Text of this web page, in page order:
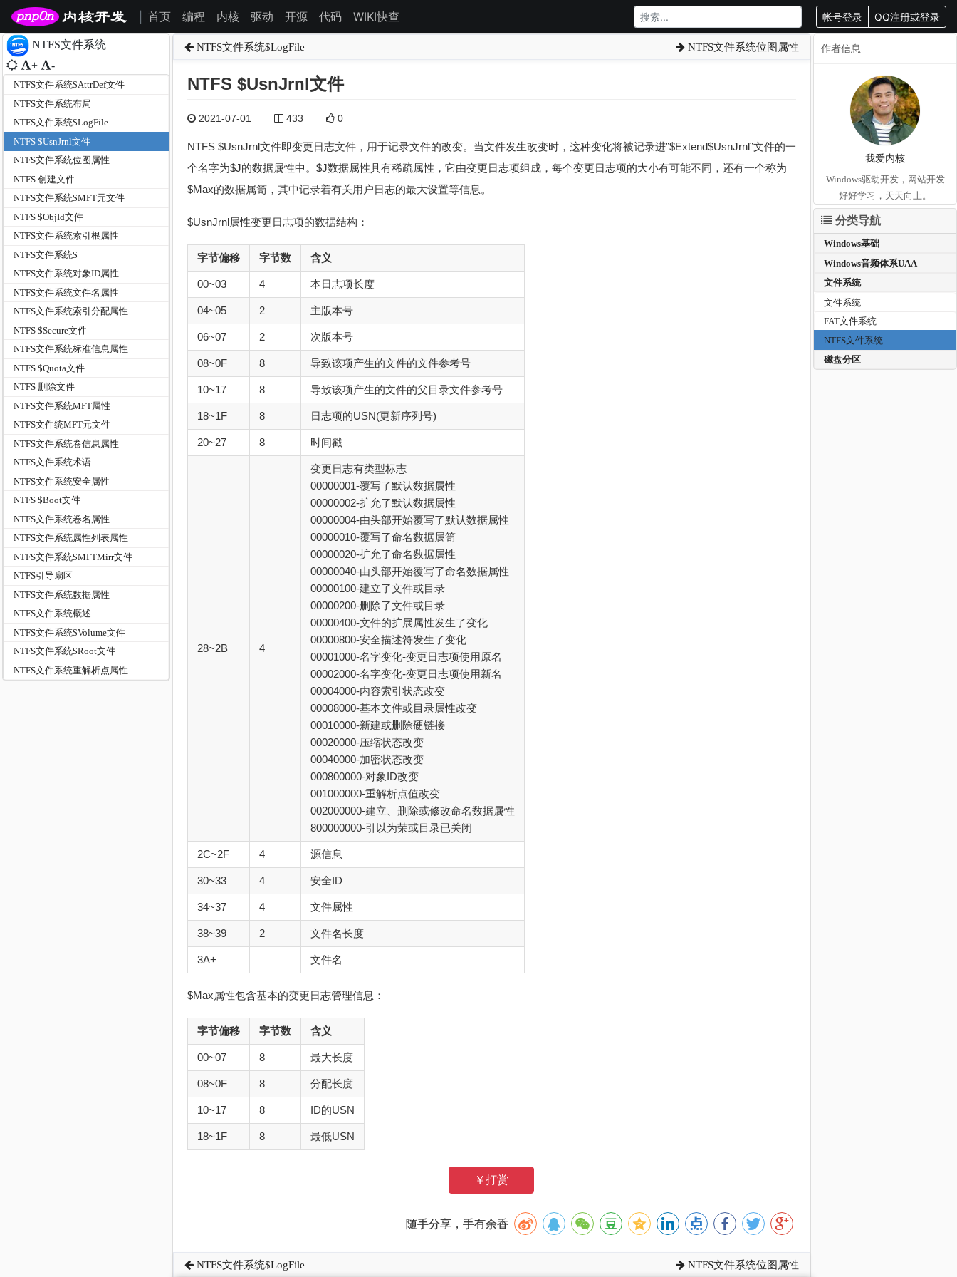
首页 编程 内核 驱动 开源 代码 WIKI快查 帐号登录 QQ注册或登录
NTFS文件系统
+ -
NTFS文件系统$AttrDef文件
NTFS文件系统布局
NTFS文件系统$LogFile
NTFS $UsnJrnl文件
NTFS文件系统位图属性
NTFS 创建文件
NTFS文件系统$MFT元文件
NTFS $ObjId文件
NTFS文件系统索引根属性
NTFS文件系统$
NTFS文件系统对象ID属性
NTFS文件系统文件名属性
NTFS文件系统索引分配属性
NTFS $Secure文件
NTFS文件系统标准信息属性
NTFS $Quota文件
NTFS 删除文件
NTFS文件系统MFT属性
NTFS文件统MFT元文件
NTFS文件系统卷信息属性
NTFS文件系统术语
NTFS文件系统安全属性
NTFS $Boot文件
NTFS文件系统卷名属性
NTFS文件系统属性列表属性
NTFS文件系统$MFTMirr文件
NTFS引导扇区
NTFS文件系统数据属性
NTFS文件系统概述
NTFS文件系统$Volume文件
NTFS文件系统$Root文件
NTFS文件系统重解析点属性
NTFS文件系统$LogFile NTFS文件系统位图属性
NTFS $UsnJrnl文件
2021-07-01 433 0
NTFS $UsnJrnl文件即变更日志文件，用于记录文件的改变。当文件发生改变时，这种变化将被记录进”$Extend$UsnJrnl”文件的一
个名字为$J的数据属性中。$J数据属性具有稀疏属性，它由变更日志项组成，每个变更日志项的大小有可能不同，还有一个称为
$Max的数据属笥，其中记录着有关用户日志的最大设置等信息。
$UsnJrnl属性变更日志项的数据结构：
字节偏移 字节数 含义
00~03 4 本日志项长度
04~05 2 主版本号
06~07 2 次版本号
08~0F 8 导致该项产生的文件的文件参考号
10~17 8 导致该项产生的文件的父目录文件参考号
18~1F 8 日志项的USN(更新序列号)
20~27 8 时间戳
28~2B 4
变更日志有类型标志
00000001-覆写了默认数据属性
00000002-扩允了默认数据属性
00000004-由头部开始覆写了默认数据属性
00000010-覆写了命名数据属笥
00000020-扩允了命名数据属性
00000040-由头部开始覆写了命名数据属性
00000100-建立了文件或目录
00000200-删除了文件或目录
00000400-文件的扩展属性发生了变化
00000800-安全描述符发生了变化
00001000-名字变化-变更日志项使用原名
00002000-名字变化-变更日志项使用新名
00004000-内容索引状态改变
00008000-基本文件或目录属性改变
00010000-新建或删除硬链接
00020000-压缩状态改变
00040000-加密状态改变
000800000-对象ID改变
001000000-重解析点值改变
002000000-建立、删除或修改命名数据属性
800000000-引以为荣或目录已关闭
2C~2F 4 源信息
30~33 4 安全ID
34~37 4 文件属性
38~39 2 文件名长度
3A+ 文件名
$Max属性包含基本的变更日志管理信息：
字节偏移 字节数 含义
00~07 8 最大长度
08~0F 8 分配长度
10~17 8 ID的USN
18~1F 8 最低USN
￥打赏
随手分享，手有余香
NTFS文件系统$LogFile NTFS文件系统位图属性
作者信息
我爱内核
Windows驱动开发，网站开发
好好学习，天天向上。
分类导航
Windows基础
Windows音频体系UAA
文件系统
文件系统
FAT文件系统
NTFS文件系统
磁盘分区